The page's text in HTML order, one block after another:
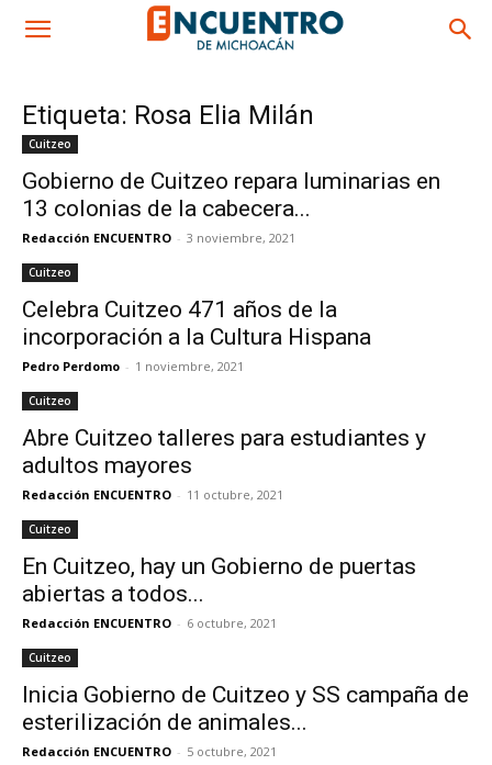
Etiqueta: Rosa Elia Milán
Cuitzeo
Gobierno de Cuitzeo repara luminarias en
13 colonias de la cabecera...
Redacción ENCUENTRO - 3 noviembre, 2021
Cuitzeo
Celebra Cuitzeo 471 años de la
incorporación a la Cultura Hispana
Pedro Perdomo - 1 noviembre, 2021
Cuitzeo
Abre Cuitzeo talleres para estudiantes y
adultos mayores
Redacción ENCUENTRO - 11 octubre, 2021
Cuitzeo
En Cuitzeo, hay un Gobierno de puertas
abiertas a todos...
Redacción ENCUENTRO - 6 octubre, 2021
Cuitzeo
Inicia Gobierno de Cuitzeo y SS campaña de
esterilización de animales...
Redacción ENCUENTRO - 5 octubre, 2021